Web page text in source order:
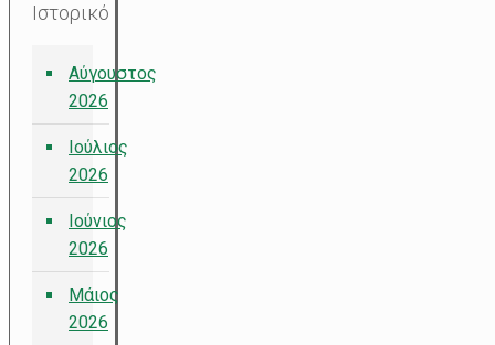
Ιστορικό
Αύγουστος
2026
Ιούλιος
2026
Ιούνιος
2026
Μάιος
2026